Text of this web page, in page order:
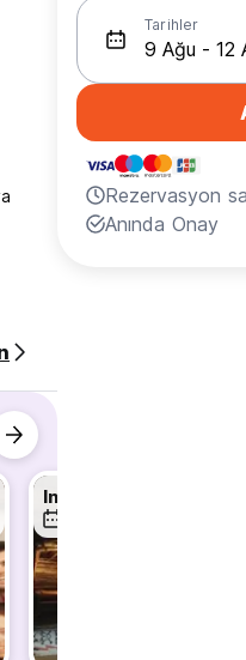
Tarihler
Rezervasyon
Anında Onay